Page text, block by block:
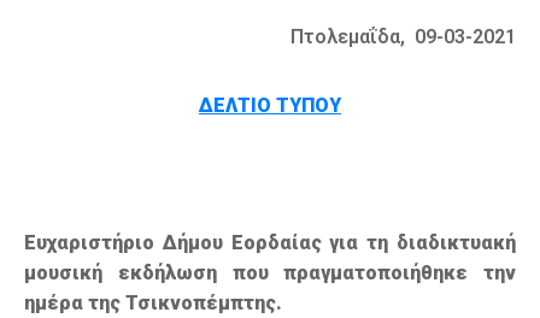
Πτολεμαΐδα, 09-03-2021
ΔΕΛΤΙΟ ΤΥΠΟΥ
Ευχαριστήριο Δήμου Εορδαίας για τη διαδικτυακή
μουσική εκδήλωση που πραγματοποιήθηκε την
ημέρα της Τσικνοπέμπτης.